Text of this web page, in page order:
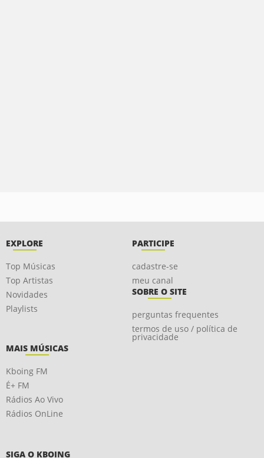
EXPLORE
Top Músicas
Top Artistas
Novidades
Playlists
PARTICIPE
cadastre-se
meu canal
SOBRE O SITE
perguntas frequentes
termos de uso / política de
privacidade
MAIS MÚSICAS
Kboing FM
É+ FM
Rádios Ao Vivo
Rádios OnLine
SIGA O KBOING